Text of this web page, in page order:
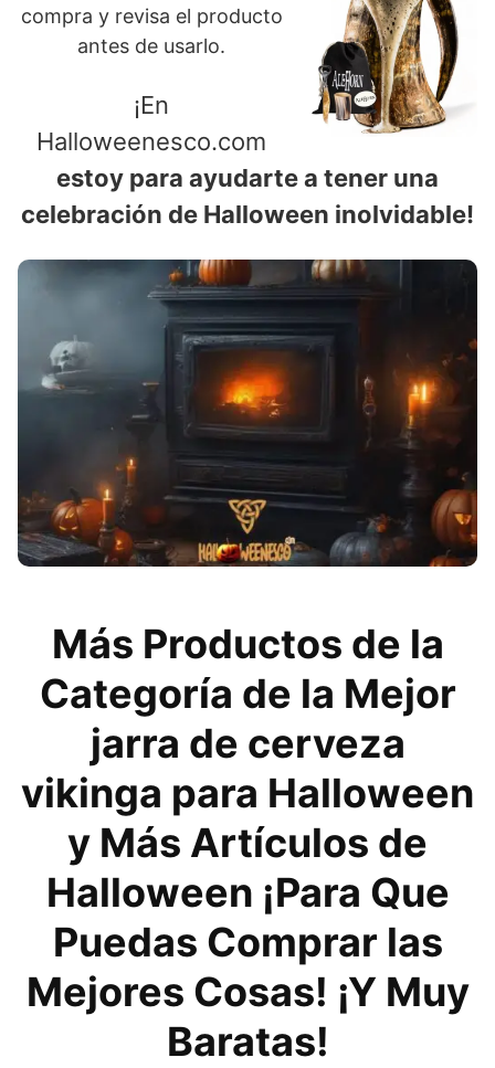
compra y revisa el producto
antes de usarlo.
¡En
Halloweenesco.com
estoy para ayudarte a tener una
celebración de Halloween inolvidable!
Más Productos de la
Categoría de la Mejor
jarra de cerveza
vikinga para Halloween
y Más Artículos de
Halloween ¡Para Que
Puedas Comprar las
Mejores Cosas! ¡Y Muy
Baratas!